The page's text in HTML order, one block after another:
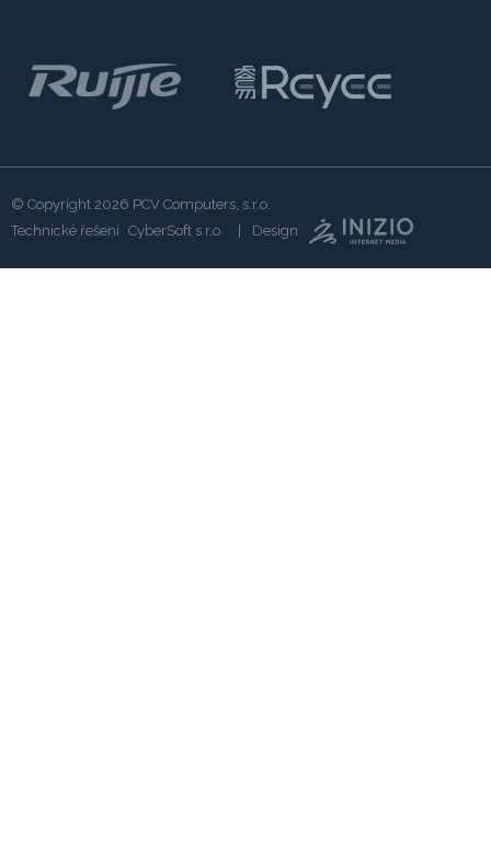
© Copyright 2026 PCV Computers, s.r.o.
Technické řešení CyberSoft s.r.o. Design